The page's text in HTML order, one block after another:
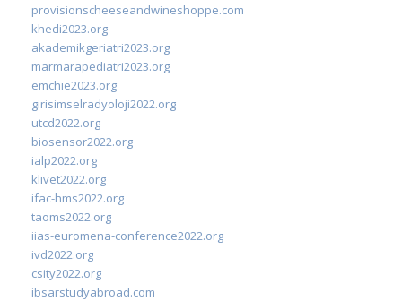
provisionscheeseandwineshoppe.com
khedi2023.org
akademikgeriatri2023.org
marmarapediatri2023.org
emchie2023.org
girisimselradyoloji2022.org
utcd2022.org
biosensor2022.org
ialp2022.org
klivet2022.org
ifac-hms2022.org
taoms2022.org
iias-euromena-conference2022.org
ivd2022.org
csity2022.org
ibsarstudyabroad.com